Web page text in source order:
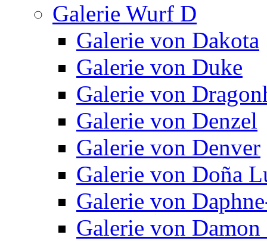
Galerie Wurf D
Galerie von Dakota
Galerie von Duke
Galerie von
Galerie von Denzel
Galerie von Denver
Galerie von Doña
Galerie von
Galerie von